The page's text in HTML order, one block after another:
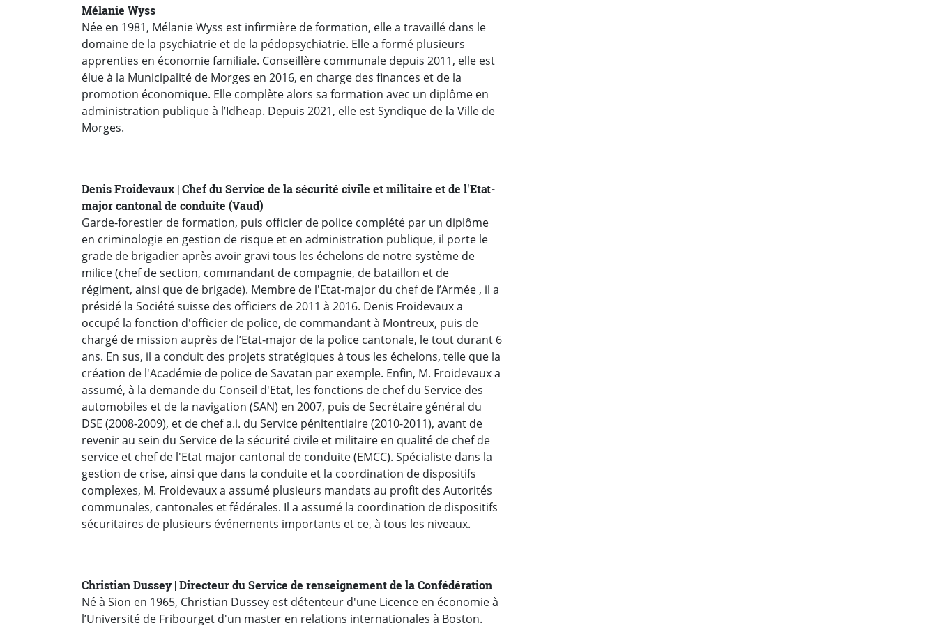
Mélanie Wyss
Née en 1981, Mélanie Wyss est infirmière de formation, elle a travaillé dans le
domaine de la psychiatrie et de la pédopsychiatrie. Elle a formé plusieurs
apprenties en économie familiale. Conseillère communale depuis 2011, elle est
élue à la Municipalité de Morges en 2016, en charge des finances et de la
promotion économique. Elle complète alors sa formation avec un diplôme en
administration publique à l’Idheap. Depuis 2021, elle est Syndique de la Ville de
Morges.
Denis Froidevaux | Chef du Service de la sécurité civile et militaire et de l'Etat-
major cantonal de conduite (Vaud)
Garde-forestier de formation, puis officier de police complété par un diplôme
en criminologie en gestion de risque et en administration publique, il porte le
grade de brigadier après avoir gravi tous les échelons de notre système de
milice (chef de section, commandant de compagnie, de bataillon et de
régiment, ainsi que de brigade). Membre de l'Etat-major du chef de l’Armée , il a
présidé la Société suisse des officiers de 2011 à 2016. Denis Froidevaux a
occupé la fonction d'officier de police, de commandant à Montreux, puis de
chargé de mission auprès de l’Etat-major de la police cantonale, le tout durant 6
ans. En sus, il a conduit des projets stratégiques à tous les échelons, telle que la
création de l'Académie de police de Savatan par exemple. Enfin, M. Froidevaux a
assumé, à la demande du Conseil d'Etat, les fonctions de chef du Service des
automobiles et de la navigation (SAN) en 2007, puis de Secrétaire général du
DSE (2008-2009), et de chef a.i. du Service pénitentiaire (2010-2011), avant de
revenir au sein du Service de la sécurité civile et militaire en qualité de chef de
service et chef de l'Etat major cantonal de conduite (EMCC). Spécialiste dans la
gestion de crise, ainsi que dans la conduite et la coordination de dispositifs
complexes, M. Froidevaux a assumé plusieurs mandats au profit des Autorités
communales, cantonales et fédérales. Il a assumé la coordination de dispositifs
sécuritaires de plusieurs événements importants et ce, à tous les niveaux.
Christian Dussey | Directeur du Service de renseignement de la Confédération
Né à Sion en 1965, Christian Dussey est détenteur d'une Licence en économie à
l’Université de Fribourget d'un master en relations internationales à Boston.